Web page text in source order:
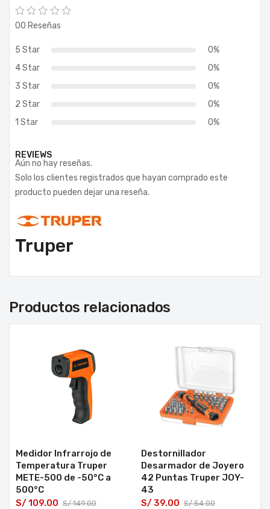
00 Reseñas
5 Star
0%
4 Star
0%
3 Star
0%
2 Star
0%
1 Star
0%
REVIEWS
Aún no hay reseñas.
Solo los clientes registrados que hayan comprado este
producto pueden dejar una reseña.
Truper
Productos relacionados
Medidor Infrarrojo de
Temperatura Truper
METE-500 de -50°C a
500°C
S/149.00
S/109.00
Destornillador
Desarmador de Joyero
42 Puntas Truper JOY-
43
S/54.00
S/ 39.00